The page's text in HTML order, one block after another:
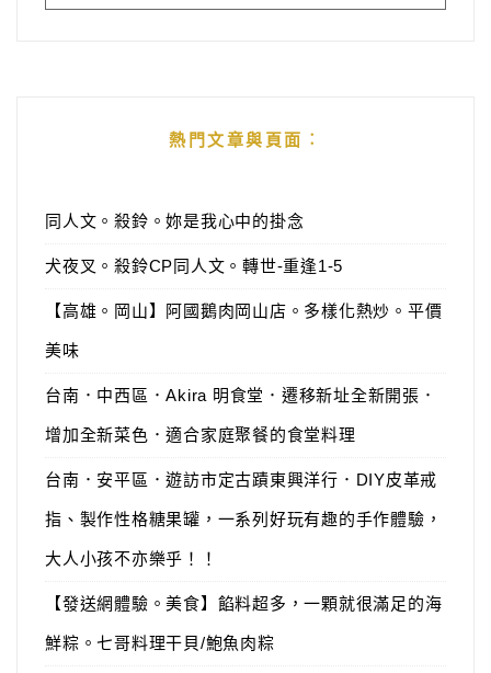
熱門文章與頁面︰
同人文。殺鈴。妳是我心中的掛念
犬夜叉。殺鈴CP同人文。轉世-重逢1-5
【高雄。岡山】阿國鵝肉岡山店。多樣化熱炒。平價
美味
台南．中西區．Akira 明食堂．遷移新址全新開張．
增加全新菜色．適合家庭聚餐的食堂料理
台南．安平區．遊訪市定古蹟東興洋行．DIY皮革戒
指、製作性格糖果罐，一系列好玩有趣的手作體驗，
大人小孩不亦樂乎！！
【發送網體驗。美食】餡料超多，一顆就很滿足的海
鮮粽。七哥料理干貝/鮑魚肉粽